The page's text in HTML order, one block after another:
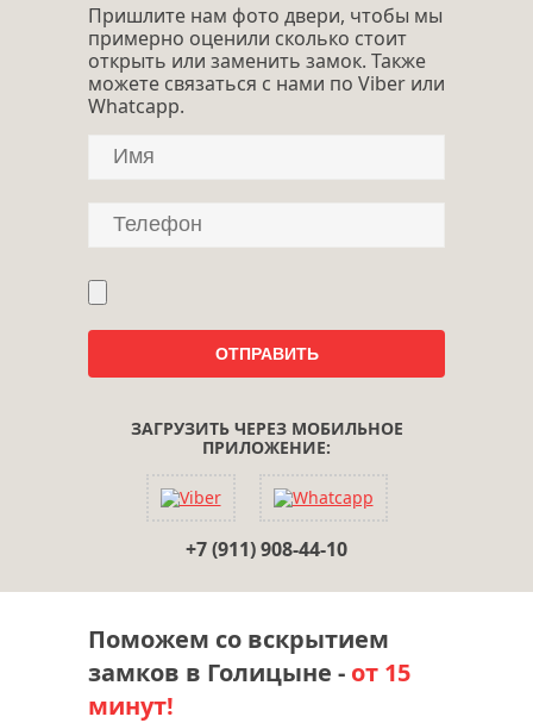
Пришлите нам фото двери, чтобы мы
примерно оценили сколько стоит
открыть или заменить замок. Также
можете связаться с нами по Viber или
Whatcapp.
ЗАГРУЗИТЬ ЧЕРЕЗ МОБИЛЬНОЕ
ПРИЛОЖЕНИЕ:
+7 (911) 908-44-10
Поможем со вскрытием
замков в Голицыне - от 15
минут!